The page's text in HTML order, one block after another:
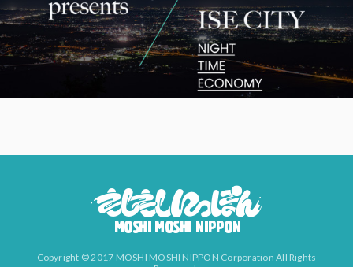
Copyright © 2017 MOSHI MOSHI NIPPON Corporation All Rights